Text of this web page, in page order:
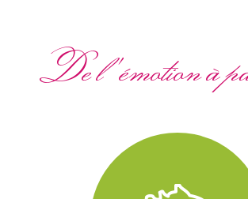
De l'émotion à